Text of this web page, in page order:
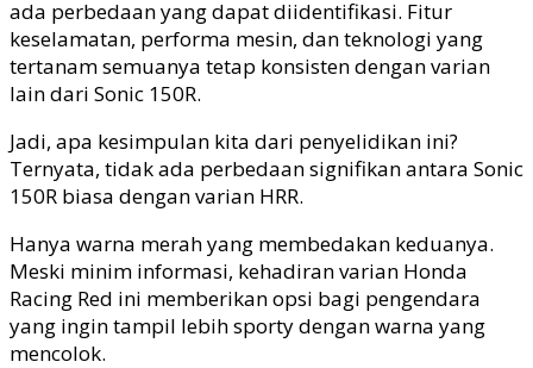
ada perbedaan yang dapat diidentifikasi. Fitur
keselamatan, performa mesin, dan teknologi yang
tertanam semuanya tetap konsisten dengan varian
lain dari Sonic 150R.
Jadi, apa kesimpulan kita dari penyelidikan ini?
Ternyata, tidak ada perbedaan signifikan antara Sonic
150R biasa dengan varian HRR.
Hanya warna merah yang membedakan keduanya.
Meski minim informasi, kehadiran varian Honda
Racing Red ini memberikan opsi bagi pengendara
yang ingin tampil lebih sporty dengan warna yang
mencolok.